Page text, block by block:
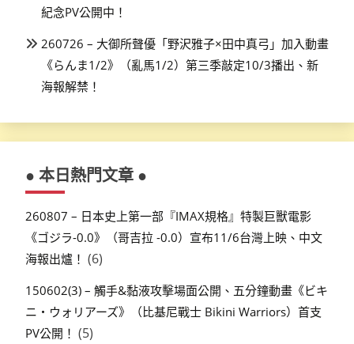
紀念PV公開中！
260726 – 大御所聲優「野沢雅子×田中真弓」加入動畫
《らんま1/2》（亂馬1/2）第三季敲定10/3播出、新
海報解禁！
● 本日熱門文章 ●
260807 – 日本史上第一部『IMAX規格』特製巨獸電影
《ゴジラ-0.0》（哥吉拉 -0.0）宣布11/6台灣上映、中文
海報出爐！ (6)
150602(3) – 觸手&黏液攻擊場面公開、五分鐘動畫《ビキ
ニ・ウォリアーズ》（比基尼戰士 Bikini Warriors）首支
PV公開！ (5)